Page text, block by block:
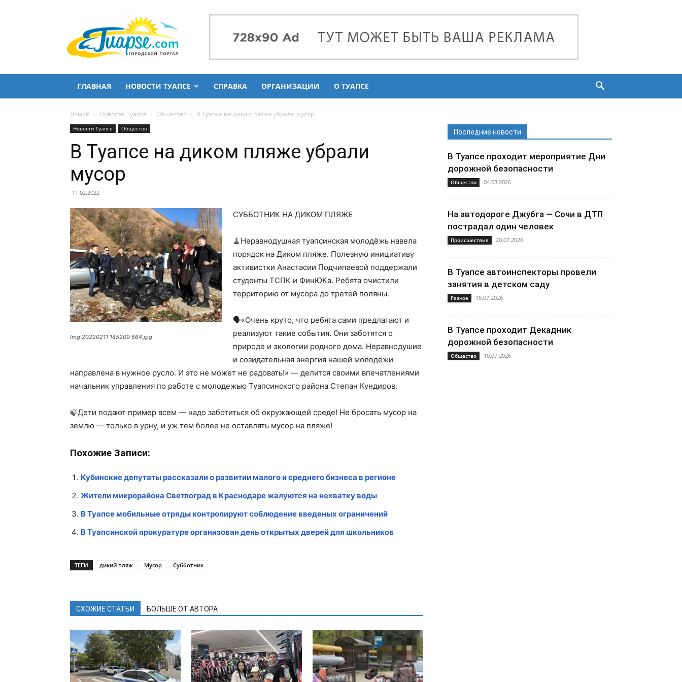
портал
Туапсе
Туапсинского
района
ГЛАВНАЯ
НОВОСТИ ТУАПСЕ СПРАВКА ОРГАНИЗАЦИИ О ТУАПСЕ
Домой Новости Туапсе Общество В Туапсе на диком пляже убрали мусор
Новости Туапсе Общество
В Туапсе на диком пляже убрали
мусор
11.02.2022
Img 20220211 145209 664.jpg
СУББОТНИК НА ДИКОМ ПЛЯЖЕ
🧹Неравнодушная туапсинская молодёжь навела
порядок на Диком пляже. Полезную инициативу
активистки Анастасии Подчипаевой поддержали
студенты ТСПК и ФинЮКа. Ребята очистили
территорию от мусора до третей поляны.
🗣«Очень круто, что ребята сами предлагают и
реализуют такие события. Они заботятся о
природе и экологии родного дома. Неравнодушие
и созидательная энергия нашей молодёжи
направлена в нужное русло. И это не может не радовать!» — делится своими впечатлениями
начальник управления по работе с молодежью Туапсинского района Степан Кундиров.
🍃Дети подают пример всем — надо заботиться об окружающей среде! Не бросать мусор на
землю — только в урну, и уж тем более не оставлять мусор на пляже!
Похожие Записи:
Кубинские депутаты рассказали о развитии малого и среднего бизнеса в регионе
Жители микрорайона Светлоград в Краснодаре жалуются на нехватку воды
В Туапсе мобильные отряды контролируют соблюдение введеных ограничений
В Туапсинской прокуратуре организован день открытых дверей для школьников
ТЕГИ дикий пляж Мусор Субботник
СХОЖИЕ СТАТЬИ БОЛЬШЕ ОТ АВТОРА
Последние новости
В Туапсе проходит мероприятие Дни
дорожной безопасности
Общество 04.08.2026
На автодороге Джубга — Сочи в ДТП
пострадал один человек
Происшествия 20.07.2026
В Туапсе автоинспекторы провели
занятия в детском саду
Разное 15.07.2026
В Туапсе проходит Декадник
дорожной безопасности
Общество 10.07.2026